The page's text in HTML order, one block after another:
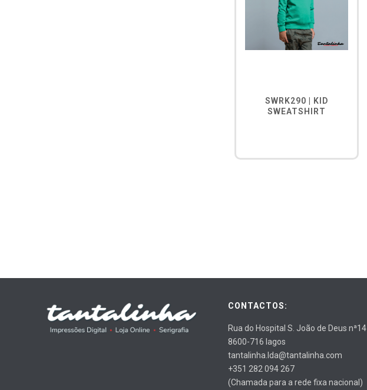
SWRK290 | KID
SWEATSHIRT
CONTACTOS:
Rua do Hospital S. João de Deus nª14
8600-716 lagos
tantalinha.lda@tantalinha.com
+351 282 094 267
(Chamada para a rede fixa nacional)